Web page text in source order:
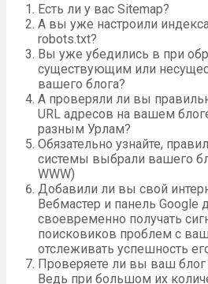
Есть ли у вас Sitemap?
А вы уже настроили
robots.txt?
Вы уже убедились в при
существующим или
вашего блога?
А проверяли ли вы
URL адресов на вашем
разным Урлам?
Обязательно узнайте,
системы выбрали вашего
WWW)
Добавили ли вы свой
Вебмастер и панель Google
своевременно получать
поисковиков проблем с
отслеживать успешность
Проверяете ли вы ваш
Ведь при большом их